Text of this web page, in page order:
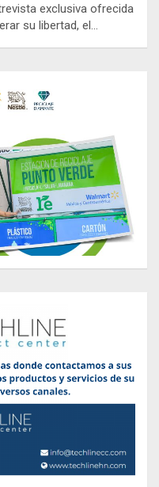
exclusiva ofrecida
su libertad, el…